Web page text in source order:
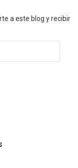
a este blog y recibir